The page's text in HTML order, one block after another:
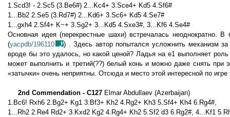
1.Scd3! - 2.Sc5 (3.Be6#) 2...Kc4+ 3.Sce4+ Kd5 4.Sf6#
1...Bb2 2.Se5 (3.Rd7#) 2...Kd6+ 3.Sc6+ Kd5 4.Se7#
1...gxh4 2.Sf4+ K~+ 3.Sg2+ 3...Kd5 4.Sxe3#, 3...Kf6 4.Se4#
Основная идея (перекрестные шахи) встречалась неоднократно. В
(yacpdb/196110
) . Здесь автор попытался усложнить механизм
вроде бы это удалось, но какой ценой? Ладья на е1 выполняет
может выполнить и третий(??) белый конь и можно даже снять при
«затычки» очень неприятны. Отсюда и место этой интересной по игре
2nd Commendation - C127 Elmar Abdullaev (Azerbaijan)
1.Bc6! Rxh6 2.Bg2+ Kg1 3.Bf3+ Kh2 4.Rg2+ Kh3 5.Sf4+ Kh4 6.Rg4#,
1...Rh2 2.Re4 Rd2+ 3.Kxd2 Kg2 4.Rg4+ Kh2 5.Sf2 d3 6.Rg2#, 4...Kf1